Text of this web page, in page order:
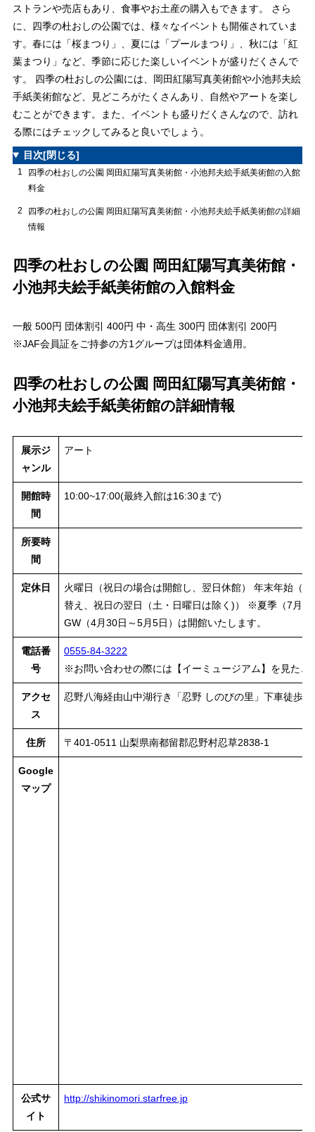
ストランや売店もあり、食事やお土産の購入もできます。 さら
に、四季の杜おしの公園では、様々なイベントも開催されていま
す。春には「桜まつり」、夏には「プールまつり」、秋には「紅
葉まつり」など、季節に応じた楽しいイベントが盛りだくさんで
す。 四季の杜おしの公園には、岡田紅陽写真美術館や小池邦夫絵
手紙美術館など、見どころがたくさんあり、自然やアートを楽し
むことができます。また、イベントも盛りだくさんなので、訪れ
る際にはチェックしてみると良いでしょう。
目次[閉じる]
1
四季の杜おしの公園 岡田紅陽写真美術館・小池邦夫絵手紙美術館の入館
料金
2
四季の杜おしの公園 岡田紅陽写真美術館・小池邦夫絵手紙美術館の詳細
情報
四季の杜おしの公園 岡田紅陽写真美術館・
小池邦夫絵手紙美術館の入館料金
一般 500円 団体割引 400円 中・高生 300円 団体割引 200円
※JAF会員証をご持参の方1グループは団体料金適用。
四季の杜おしの公園 岡田紅陽写真美術館・
小池邦夫絵手紙美術館の詳細情報
展示ジ
ャンル
アート
開館時
間
10:00~17:00(最終入館は16:30まで)
所要時
間
定休日
火曜日（祝日の場合は開館し、翌日休館） 年末年始（
替え、祝日の翌日（土・日曜日は除く)） ※夏季（7月1
GW（4月30日～5月5日）は開館いたします。
電話番
号
0555-84-3222
※お問い合わせの際には【イーミュージアム】を見たと
アクセ
ス
忍野八海経由山中湖行き「忍野 しのびの里」下車徒歩0
住所 〒401-0511 山梨県南都留郡忍野村忍草2838-1
Google
マップ
公式サ
イト
http://shikinomori.starfree.jp